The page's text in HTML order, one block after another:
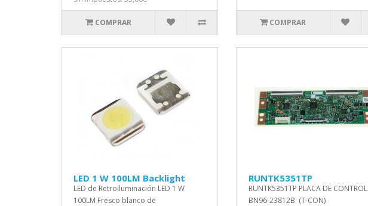
COMPRAR COMPRAR
LED 1 W 100LM Backlight
LED de Retroiluminación LED 1 W
100LM Fresco blanco de
RUNTK5351TP
RUNTK5351TP PLACA DE CONTROL
BN96-23812B (T-CON)